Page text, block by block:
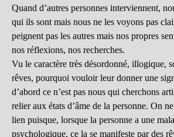
Quand d’autres personnes interviennent,
qui ils sont mais nous ne les voyons pas
peignent pas les autres mais nos propres
nos réflexions, nos recherches.
Vu le caractère très désordonné, illogique,
rêves, pourquoi vouloir leur donner une
d’abord ce n’est pas nous qui cherchons
relier aux états d’âme de la personne. On
lien puisque, lorsque la personne a une
psychologique, ce la se manifeste par des